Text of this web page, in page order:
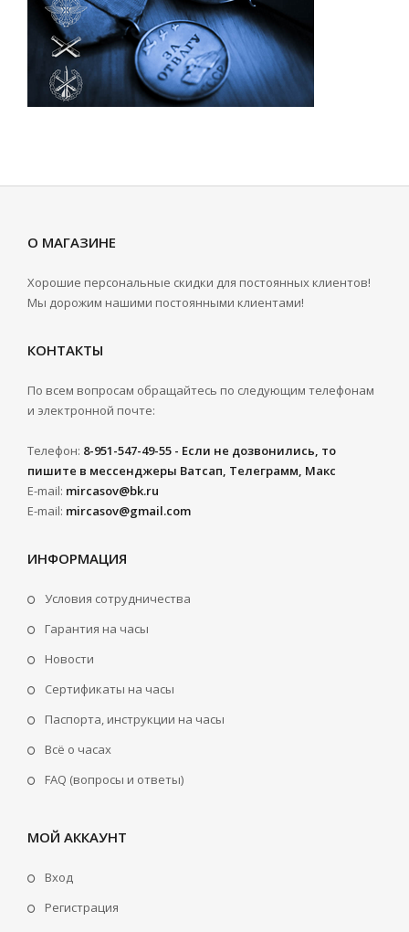
О МАГАЗИНЕ
Хорошие персональные скидки для постоянных клиентов!
Мы дорожим нашими постоянными клиентами!
КОНТАКТЫ
По всем вопросам обращайтесь по следующим телефонам
и электронной почте:
Телефон: 8-951-547-49-55 - Если не дозвонились, то
пишите в мессенджеры Ватсап, Телеграмм, Макс
E-mail: mircasov@bk.ru
E-mail: mircasov@gmail.com
ИНФОРМАЦИЯ
Условия сотрудничества
Гарантия на часы
Новости
Сертификаты на часы
Паспорта, инструкции на часы
Всё о часах
FAQ (вопросы и ответы)
МОЙ АККАУНТ
Вход
Регистрация